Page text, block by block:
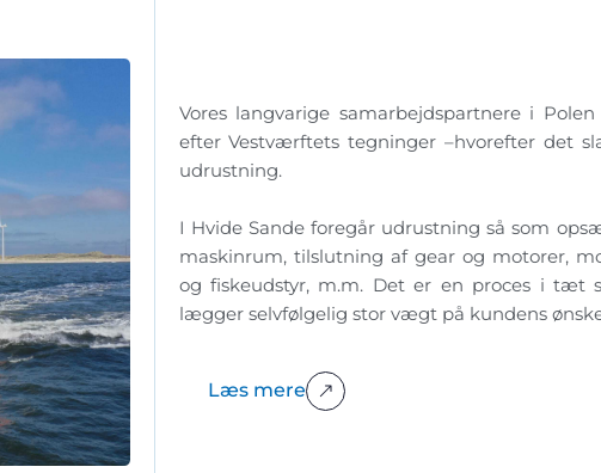
Vores langvarige samarbejdspartnere i
efter Vestværftets tegninger –hvorefter det
udrustning.
I Hvide Sande foregår udrustning så som
maskinrum, tilslutning af gear og motorer,
og fiskeudstyr, m.m. Det er en proces i tæt
lægger selvfølgelig stor vægt på kundens
Læs mere